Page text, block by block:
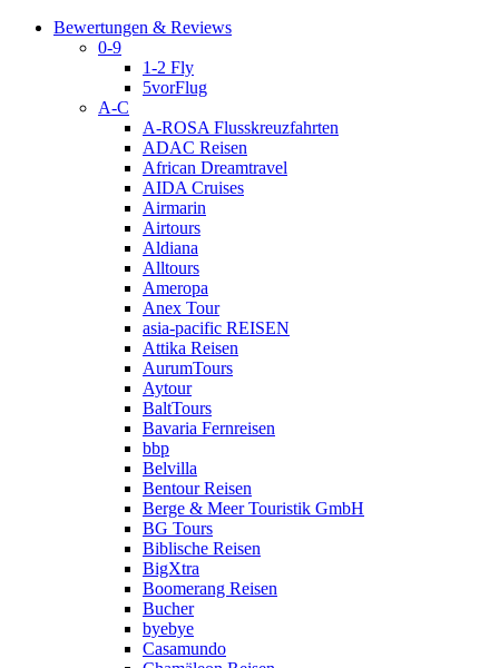
Bewertungen & Reviews
0-9
1-2 Fly
5vorFlug
A-C
A-ROSA Flusskreuzfahrten
ADAC Reisen
African Dreamtravel
AIDA Cruises
Airmarin
Airtours
Aldiana
Alltours
Ameropa
Anex Tour
asia-pacific REISEN
Attika Reisen
AurumTours
Aytour
BaltTours
Bavaria Fernreisen
bbp
Belvilla
Bentour Reisen
Berge & Meer Touristik GmbH
BG Tours
Biblische Reisen
BigXtra
Boomerang Reisen
Bucher
byebye
Casamundo